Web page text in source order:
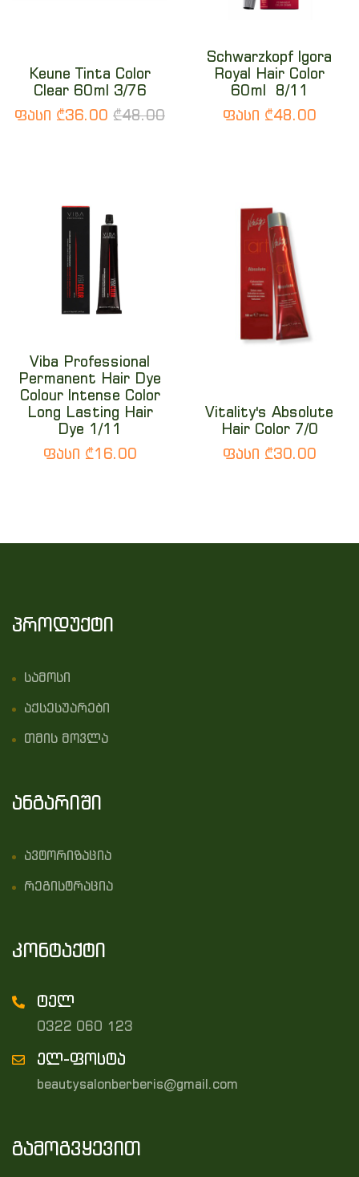
Keune Tinta Color
Clear 60ml 3/76
ფასი ₾36.00 ₾48.00
Schwarzkopf Igora
Royal Hair Color
60ml 8/11
ფასი ₾48.00
Viba Professional
Permanent Hair Dye
Colour Intense Color
Long Lasting Hair
Dye 1/11
ფასი ₾16.00
Vitality's Absolute
Hair Color 7/0
ფასი ₾30.00
პროდუქტი
სამოსი
აქსესუარები
თმის მოვლა
ანგარიში
ავტორიზაცია
რეგისტრაცია
კონტაქტი
ტელ
0322 060 123
ელ-ფოსტა
beautysalonberberis@gmail.com
გამოგვყევით